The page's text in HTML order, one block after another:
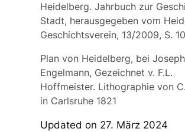
Heidelberg. Jahrbuch zur
Stadt, herausgegeben vom
Geschichtsverein, 13/2009, S.
Plan von Heidelberg, bei Joseph
Engelmann, Gezeichnet v. F.L.
Hoffmeister. Lithographie von
in Carlsruhe 1821
Updated on 27. März 2024